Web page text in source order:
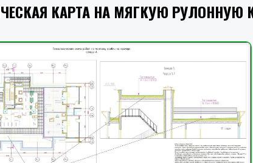
КАРТА НА МЯГКУЮ РУЛОННУЮ